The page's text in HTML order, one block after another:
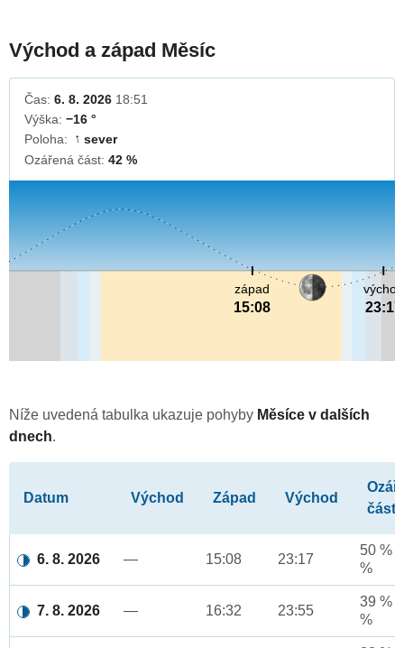
Východ a západ Měsíc
Čas: 6. 8. 2026 18:51
Výška: −16 °
Poloha:
↓ sever
Ozářená část: 42 %
východ
23:17
západ
15:08
Níže uvedená tabulka ukazuje pohyby Měsíce v dalších
dnech.
Datum Východ Západ Východ
část
6. 8. 2026 — 15:08 23:17
50 %
%
7. 8. 2026 — 16:32 23:55
39 %
%